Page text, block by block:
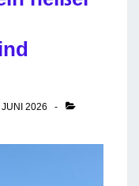
2026